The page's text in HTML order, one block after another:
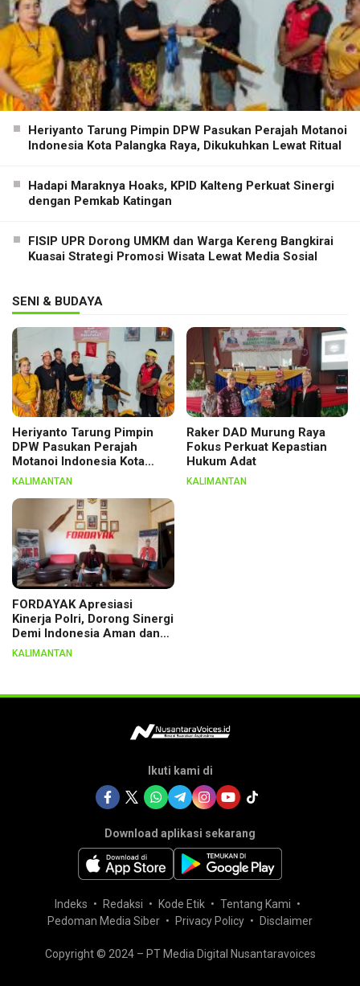
Heriyanto Tarung Pimpin DPW Pasukan Perajah Motanoi
Indonesia Kota Palangka Raya, Dikukuhkan Lewat Ritual
Hadapi Maraknya Hoaks, KPID Kalteng Perkuat Sinergi
dengan Pemkab Katingan
FISIP UPR Dorong UMKM dan Warga Kereng Bangkirai
Kuasai Strategi Promosi Wisata Lewat Media Sosial
SENI & BUDAYA
Heriyanto Tarung Pimpin
DPW Pasukan Perajah
Motanoi Indonesia Kota
Palangka Raya, Dikukuhkan
KALIMANTAN
Raker DAD Murung Raya
Fokus Perkuat Kepastian
Hukum Adat
KALIMANTAN
FORDAYAK Apresiasi
Kinerja Polri, Dorong Sinergi
Demi Indonesia Aman dan
Berkeadilan
KALIMANTAN
Ikuti kami di
Download aplikasi sekarang
Indeks Redaksi Kode Etik
Tentang Kami
Pedoman Media Siber
Privacy Policy Disclaimer
Copyright © 2024 – PT Media Digital Nusantaravoices